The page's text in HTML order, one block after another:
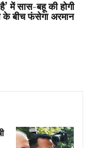
में सास-बहू की होगी
के बीच फंसेगा अरमान